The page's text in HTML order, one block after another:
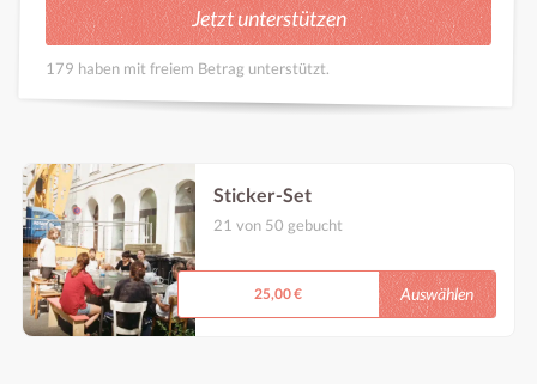
179 haben mit freiem Betrag unterstützt.
Sticker-Set
21 von 50 gebucht
Sticker. In Kaorle abzuholen :D
25,00 €
Auswählen